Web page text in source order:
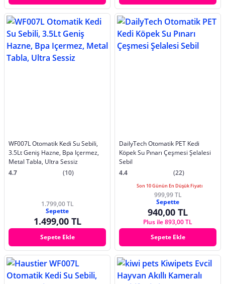
WF007L Otomatik Kedi Su Sebili,
3.5Lt Geniş Hazne, Bpa Içermez,
Metal Tabla, Ultra Sessiz
4.7
(10)
1.799,00 TL
Sepette
1.499,00 TL
Sepete Ekle
DailyTech Otomatik PET Kedi
Köpek Su Pınarı Çeşmesi Şelalesi
Sebil
4.4
(22)
Son 10 Günün En Düşük Fiyatı
999,99 TL
Sepette
940,00 TL
Plus ile 893,00 TL
Sepete Ekle